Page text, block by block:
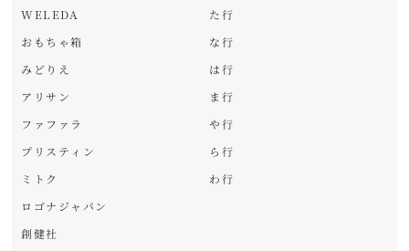
WELEDA
おもちゃ箱
みどりえ
アリサン
ファファラ
プリスティン
ミトク
ロゴナジャパン
創健社
た行
な行
は行
ま行
や行
ら行
わ行